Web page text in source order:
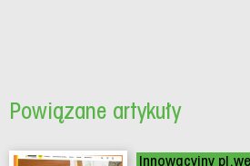
Powiązane artykuły
Innowacyjny